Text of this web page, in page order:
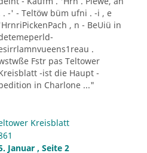
. -' - Teltöw büm ufni . -i , e
, n - BeUiü in
.
Fstr pas Teltower
-ist die Haupt -
in Charlone ..."
Kreisblatt
Januar , Seite 2